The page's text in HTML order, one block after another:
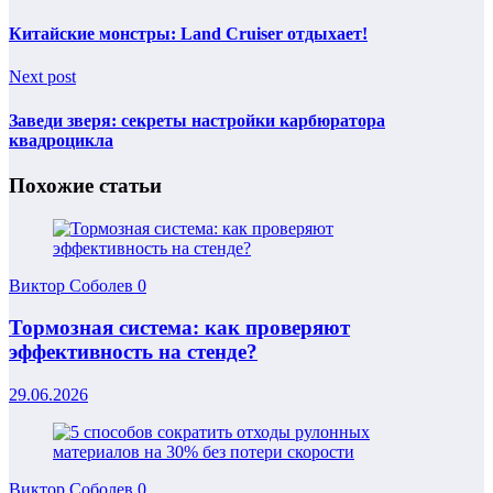
Китайские монстры: Land Cruiser отдыхает!
Next post
Заведи зверя: секреты настройки карбюратора
квадроцикла
Похожие статьи
Виктор Соболев 0
Тормозная система: как проверяют
эффективность на стенде?
29.06.2026
Виктор Соболев 0